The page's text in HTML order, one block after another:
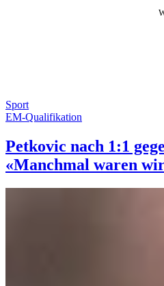
Sport
EM-Qualifikation
Petkovic nach 1:1
«Manchmal waren